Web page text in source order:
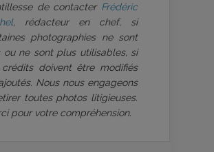
de contacter Frédéric
, rédacteur en chef, si
photographies ne sont
ou ne sont plus utilisables, si
doivent être modifiés
Nous nous engageons
toutes photos litigieuses.
pour votre compréhension.